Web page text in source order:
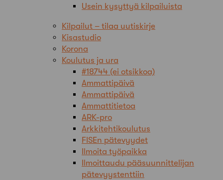
Usein kysyttyä kilpailuista
Kilpailut – tilaa uutiskirje
Kisastudio
Korona
Koulutus ja ura
#18744 (ei otsikkoa)
Ammattipäivä
Ammattipäivä
Ammattitietoa
ARK-pro
Arkkitehtikoulutus
FISEn pätevyydet
Ilmoita työpaikka
Ilmoittaudu pääsuunnittelijan
pätevyystenttiin